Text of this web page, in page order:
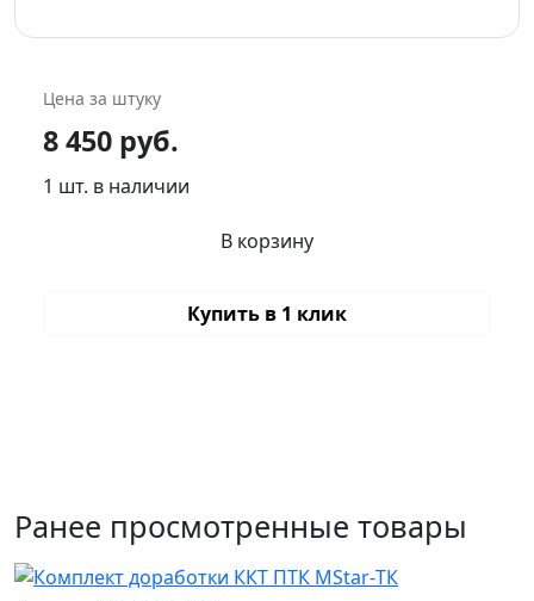
Цена за штуку
8 450 руб.
1 шт. в наличии
В корзину
Купить в 1 клик
Ранее просмотренные товары